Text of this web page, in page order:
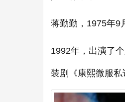
蒋勤勤，1975年9
1992年，出演了
装剧《康熙微服私